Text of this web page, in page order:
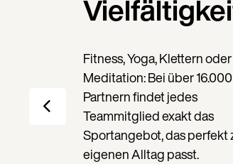
Fitness, Yoga, Klettern oder
Meditation: Bei über 16.000
Partnern findet jedes
Teammitglied exakt das
Sportangebot, das perfekt
eigenen Alltag passt.